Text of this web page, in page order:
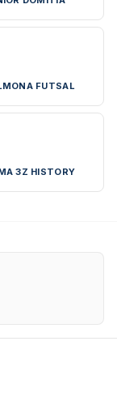
FUTSAL
3Z HISTORY